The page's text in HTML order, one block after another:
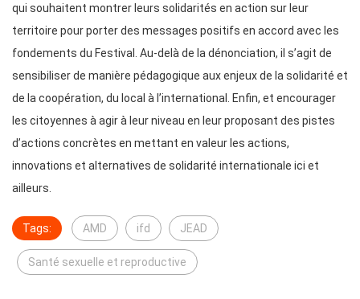
qui souhaitent montrer leurs solidarités en action sur leur
territoire pour porter des messages positifs en accord avec les
fondements du Festival. Au-delà de la dénonciation, il s’agit de
sensibiliser de manière pédagogique aux enjeux de la solidarité et
de la coopération, du local à l’international. Enfin, et encourager
les citoyennes à agir à leur niveau en leur proposant des pistes
d’actions concrètes en mettant en valeur les actions,
innovations et alternatives de solidarité internationale ici et
ailleurs.
Tags: AMD ifd JEAD
Santé sexuelle et reproductive